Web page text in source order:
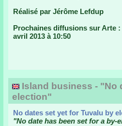
Réalisé par Jérôme Lefdup
Prochaines diffusions sur Arte :
avril 2013 à 10:50
Island business - "No
election"
No dates set yet for Tuvalu by
"No date has been set for a by-